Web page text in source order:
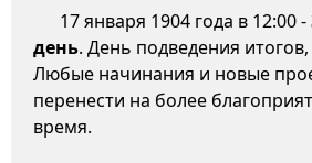
17 января 1904 года в 12:00 -
день. День подведения
Любые начинания и новые
перенести на более
время.